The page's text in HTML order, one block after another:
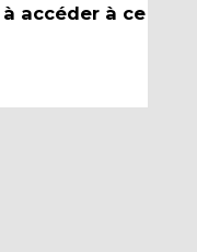
accéder à ce